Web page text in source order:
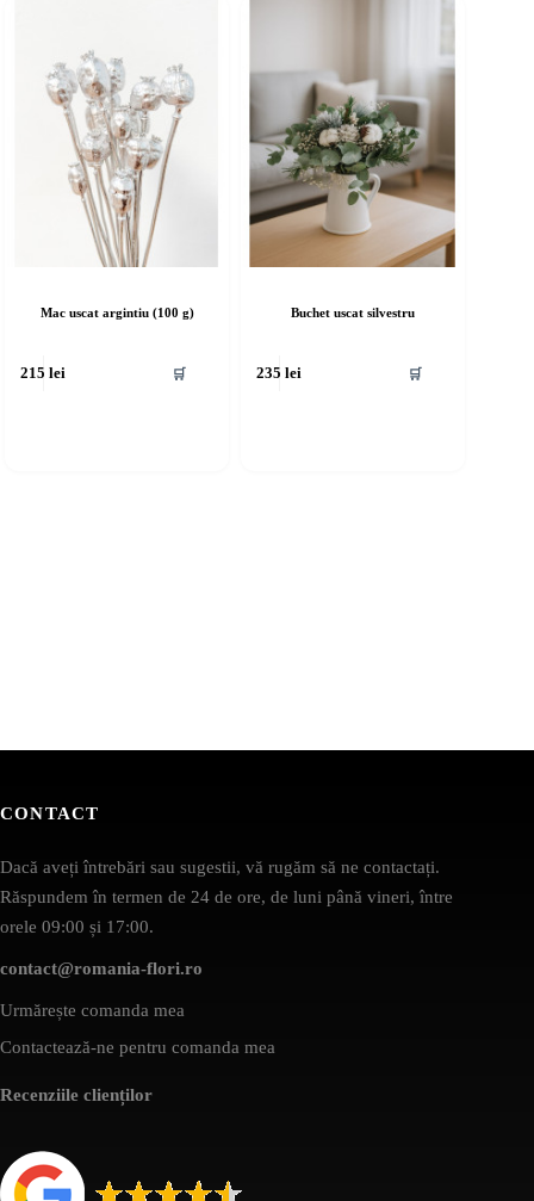
Mac uscat argintiu (100 g)
215lei 🛒
Buchet uscat silvestru
235lei 🛒
CONTACT
Dacă aveți întrebări sau sugestii, vă rugăm să ne contactați.
Răspundem în termen de 24 de ore, de luni până vineri, între
orele 09:00 și 17:00.
contact@romania-flori.ro
Urmărește comanda mea
Contactează-ne pentru comanda mea
Recenziile clienților